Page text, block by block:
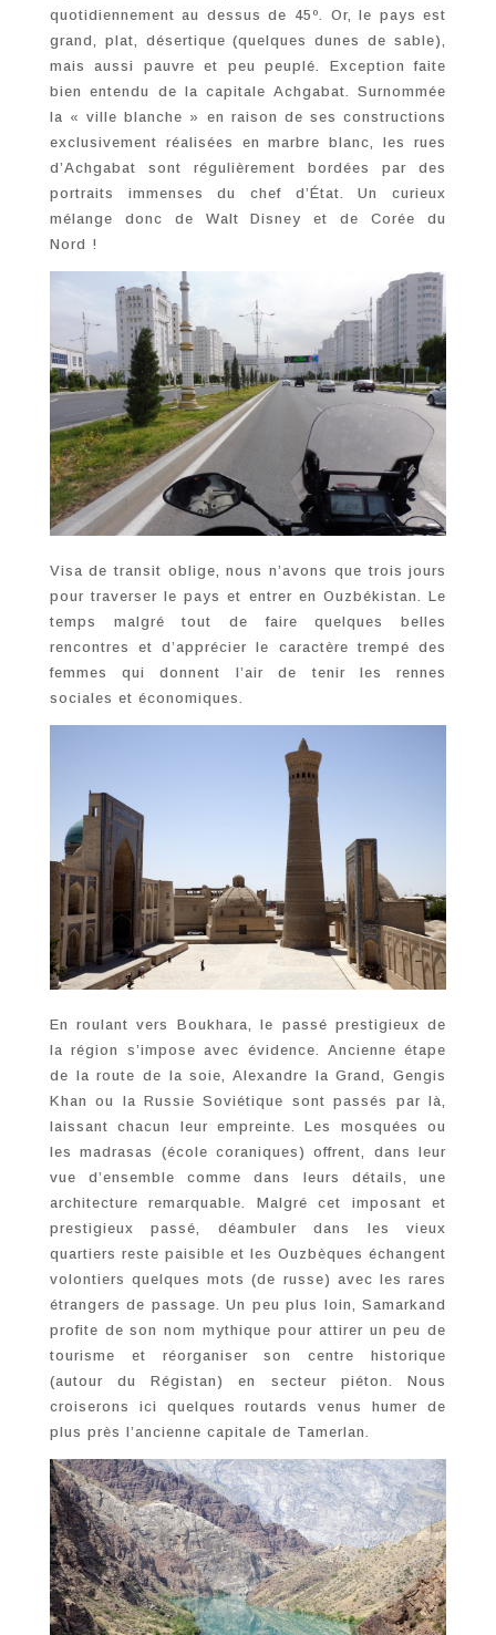
quotidiennement au dessus de 45º. Or, le pays est
grand, plat, désertique (quelques dunes de sable),
mais aussi pauvre et peu peuplé. Exception faite
bien entendu de la capitale Achgabat. Surnommée
la « ville blanche » en raison de ses constructions
exclusivement réalisées en marbre blanc, les rues
d’Achgabat sont régulièrement bordées par des
portraits immenses du chef d’État. Un curieux
mélange donc de Walt Disney et de Corée du
Nord !
Visa de transit oblige, nous n’avons que trois jours
pour traverser le pays et entrer en Ouzbékistan. Le
temps malgré tout de faire quelques belles
rencontres et d’apprécier le caractère trempé des
femmes qui donnent l’air de tenir les rennes
sociales et économiques.
En roulant vers Boukhara, le passé prestigieux de
la région s’impose avec évidence. Ancienne étape
de la route de la soie, Alexandre la Grand, Gengis
Khan ou la Russie Soviétique sont passés par là,
laissant chacun leur empreinte. Les mosquées ou
les madrasas (école coraniques) offrent, dans leur
vue d’ensemble comme dans leurs détails, une
architecture remarquable. Malgré cet imposant et
prestigieux passé, déambuler dans les vieux
quartiers reste paisible et les Ouzbèques échangent
volontiers quelques mots (de russe) avec les rares
étrangers de passage. Un peu plus loin, Samarkand
profite de son nom mythique pour attirer un peu de
tourisme et réorganiser son centre historique
(autour du Régistan) en secteur piéton. Nous
croiserons ici quelques routards venus humer de
plus près l’ancienne capitale de Tamerlan.